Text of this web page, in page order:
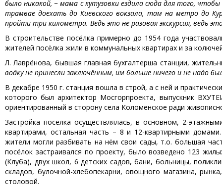
было никакой, − мама с кутузовки ездила сюда для того,
трамвае доехать до Киевского вокзала, там на метро до
пройти три километра. Ведь это не разовая экскурсия, ведь
В строительстве посёлка примерно до 1954 года
жителей посёлка жили в коммунальных квартирах и за
Л. Лаврёнова, бывшая главная бухгалтерша станции,
водку не принесли заключённым, им больше ничего и не надо
В декабре 1950 г. станция вошла в строй, а с ней и
которого был архитектор Мосгорпроекта, выпускник
ориентированный в сторону села Коломенское ради
Застройка посёлка осуществлялась, в основном, 2-
квартирами, остальная часть – 8 и 12-квартирными
жители могли разбивать на нём свои сады, т.о. большая
посёлок застраивался по проекту, было возведено 123
(Клуба), двух школ, 6 детских садов, бани, больницы,
складов, булочной-хлебопекарни, овощного магазина,
столовой.